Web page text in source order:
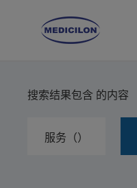
搜索结果包含 的内容
服务（）